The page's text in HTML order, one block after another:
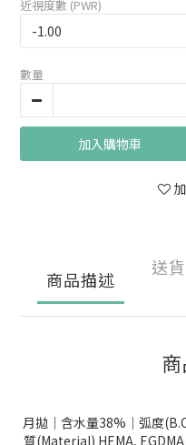
近視度數 (PWR)
數量
加入購物車
商品描述
送
月拋｜含水量38%｜弧度
質(Material) HEMA,